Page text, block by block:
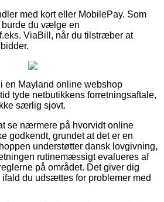
med kort eller MobilePay. Som
du vælge en
ViaBill, når du tilstræber at
en Mayland online webshop
tyde netbutikkens forretningsaftale,
særlig sjovt.
se nærmere på hvorvidt online
godkendt, grundet at det er en
understøtter dansk lovgivning,
rutinemæssigt evalueres af
på området. Det giver dig
du udsættes for problemer med